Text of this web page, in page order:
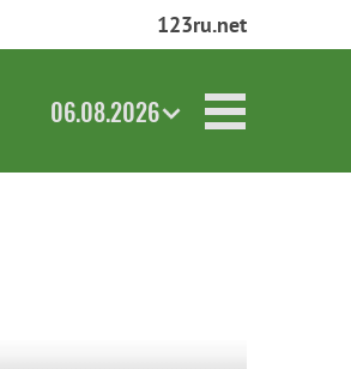
123ru.net
06.08.2026